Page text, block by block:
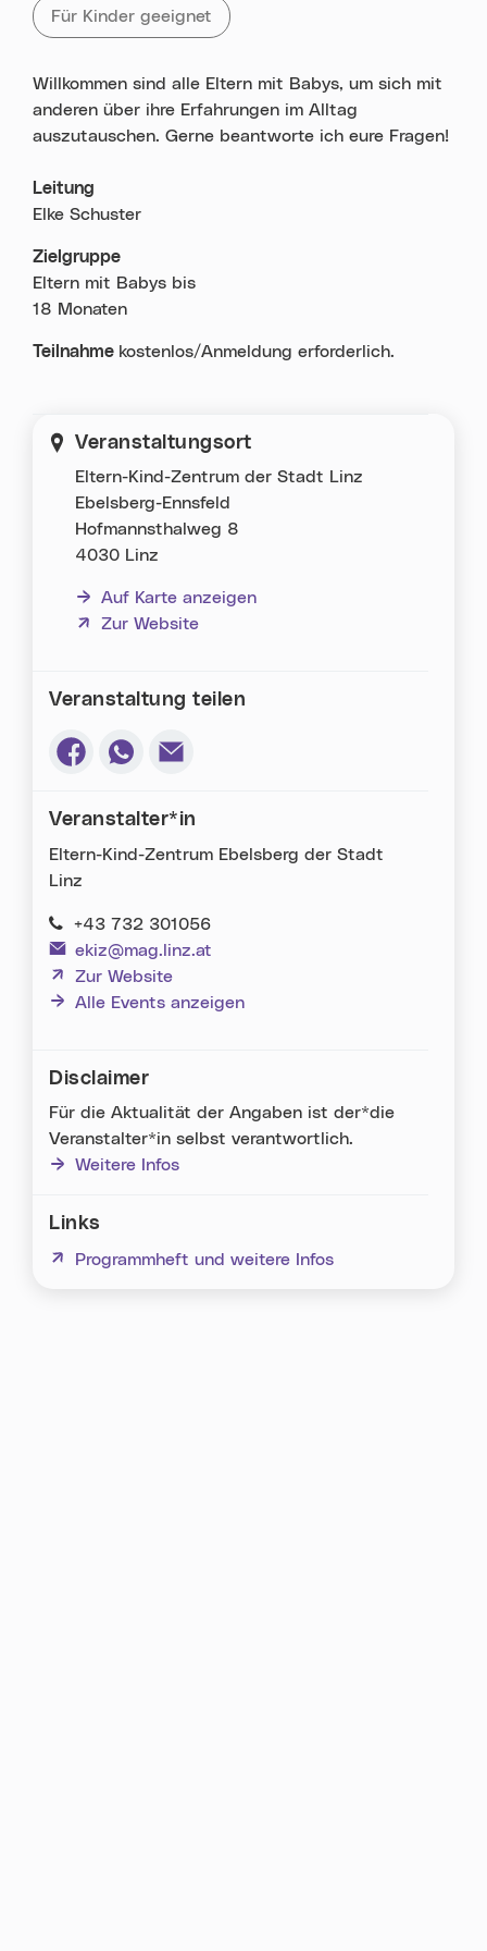
Alle Veranstaltungen mit „Für Kinder geeignet„
Für Kinder geeignet
Willkommen sind alle Eltern mit Babys, um sich mit
anderen über ihre Erfahrungen im Alltag
auszutauschen. Gerne beantworte ich eure Fragen!
Leitung
Elke Schuster
Zielgruppe
Eltern mit Babys bis
18 Monaten
Teilnahme kostenlos/Anmeldung erforderlich.
Veranstaltungsort
Eltern-Kind-Zentrum der Stadt Linz
Ebelsberg-Ennsfeld
Hofmannsthalweg 8
4030 Linz
Auf Karte anzeigen
Zur Website
(neues Fenster)
Veranstaltung teilen
Veranstalter*in
Eltern-Kind-Zentrum Ebelsberg der Stadt
Linz
+43 732 301056
ekiz@mag.linz.at
Zur Website
(neues Fenster)
Alle Events anzeigen
Disclaimer
Für die Aktualität der Angaben ist der*die
Veranstalter*in selbst verantwortlich.
Weitere Infos
Links
Programmheft und weitere Infos
(neues Fenster)